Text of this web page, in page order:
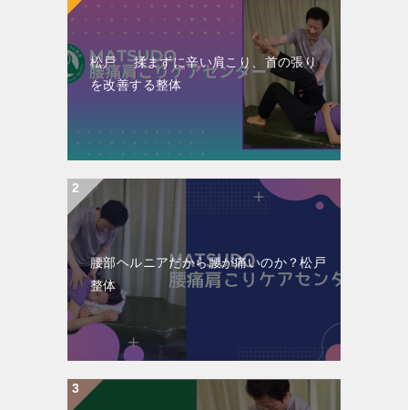
松戸 揉まずに辛い肩こり、首の張り
を改善する整体
腰部ヘルニアだから腰が痛いのか？松戸
整体